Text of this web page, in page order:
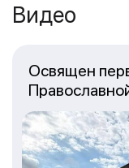
Видео
Освящен